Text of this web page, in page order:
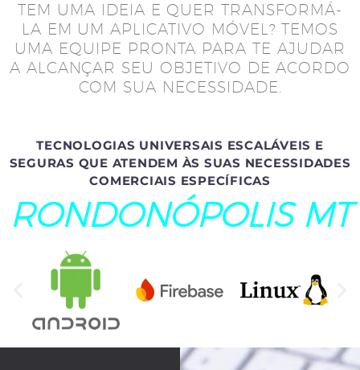
TEM UMA IDEIA E QUER TRANSFORMÁ-
LA EM UM APLICATIVO MÓVEL? TEMOS
UMA EQUIPE PRONTA PARA TE AJUDAR
A ALCANÇAR SEU OBJETIVO DE ACORDO
COM SUA NECESSIDADE.
TECNOLOGIAS UNIVERSAIS ESCALÁVEIS E
SEGURAS QUE ATENDEM ÀS SUAS NECESSIDADES
COMERCIAIS ESPECÍFICAS
RONDONÓPOLIS MT